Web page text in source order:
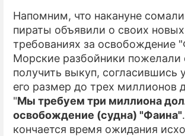
Напомним, что накануне
пираты объявили о своих новых
требованиях за освобождение
Морские разбойники пожелали
получить выкуп, согласившись
его размер до трех миллионов
"Мы требуем три миллиона
освобождение (судна) "Фаина"
кончается время ожидания